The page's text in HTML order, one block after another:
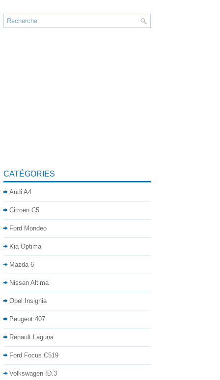
CATÉGORIES
Audi A4
Citroën C5
Ford Mondeo
Kia Optima
Mazda 6
Nissan Altima
Opel Insignia
Peugeot 407
Renault Laguna
Ford Focus C519
Volkswagen ID.3